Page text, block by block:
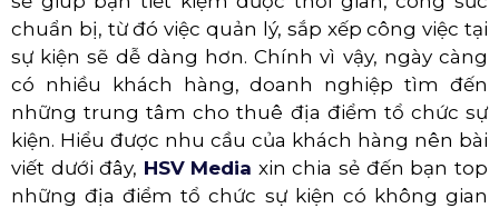
chuẩn bị, từ đó việc quản lý, sắp xếp công việc tại
sự kiện sẽ dễ dàng hơn. Chính vì vậy, ngày càng
có nhiều khách hàng, doanh nghiệp tìm đến
những trung tâm cho thuê địa điểm tổ chức sự
kiện. Hiểu được nhu cầu của khách hàng nên bài
viết dưới đây, HSV Media xin chia sẻ đến bạn top
những địa điểm tổ chức sự kiện có không gian